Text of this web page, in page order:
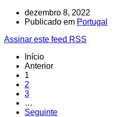
dezembro 8, 2022
Publicado em Portugal
Assinar este feed RSS
Início
Anterior
1
2
3
…
Seguinte